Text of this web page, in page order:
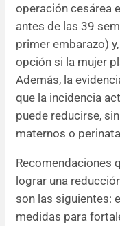
operación cesárea
antes de las 39
primer embarazo)
opción si la mujer
Además, la
que la incidencia
puede reducirse,
maternos o
Recomendaciones
lograr una
son las siguientes:
medidas para